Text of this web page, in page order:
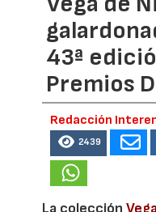
43ª
Premios
Redacción
2439
La colección